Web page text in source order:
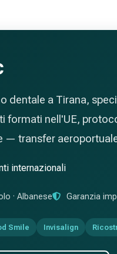
dentale a Tirana,
nell'UE,
transfer
internazionali
· Albanese Garanzia
Smile Invisalign